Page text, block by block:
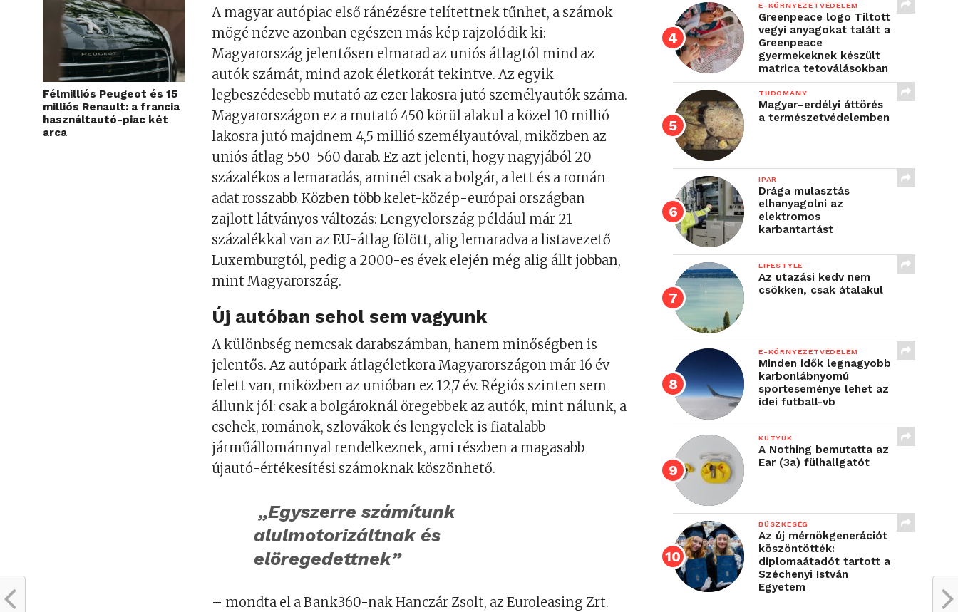
Félmilliós Peugeot és 15
milliós Renault: a francia
használtautó-piac két
arca
A magyar autópiac első ránézésre telítettnek tűnhet, a számok
mögé nézve azonban egészen más kép rajzolódik ki:
Magyarország jelentősen elmarad az uniós átlagtól mind az
autók számát, mind azok életkorát tekintve. Az egyik
legbeszédesebb mutató az ezer lakosra jutó személyautók száma.
Magyarországon ez a mutató 450 körül alakul a közel 10 millió
lakosra jutó majdnem 4,5 millió személyautóval, miközben az
uniós átlag 550-560 darab. Ez azt jelenti, hogy nagyjából 20
százalékos a lemaradás, aminél csak a bolgár, a lett és a román
adat rosszabb. Közben több kelet-közép-európai országban
zajlott látványos változás: Lengyelország például már 21
százalékkal van az EU-átlag fölött, alig lemaradva a listavezető
Luxemburgtól, pedig a 2000-es évek elején még alig állt jobban,
mint Magyarország.
Új autóban sehol sem vagyunk
A különbség nemcsak darabszámban, hanem minőségben is
jelentős. Az autópark átlagéletkora Magyarországon már 16 év
felett van, miközben az unióban ez 12,7 év. Régiós szinten sem
állunk jól: csak a bolgároknál öregebbek az autók, mint nálunk, a
csehek, románok, szlovákok és lengyelek is fiatalabb
járműállománnyal rendelkeznek, ami részben a magasabb
újautó-értékesítési számoknak köszönhető.
„Egyszerre számítunk
alulmotorizáltnak és
elöregedettnek”
– mondta el a Bank360-nak Hanczár Zsolt, az Euroleasing Zrt.
E-KÖRNYEZETVÉDELEM
Greenpeace logo Tiltott
vegyi anyagokat talált a
Greenpeace
gyermekeknek készült
matrica tetoválásokban
TUDOMÁNY
Magyar–erdélyi áttörés
a természetvédelemben
IPAR
Drága mulasztás
elhanyagolni az
elektromos
karbantartást
LIFESTYLE
Az utazási kedv nem
csökken, csak átalakul
E-KÖRNYEZETVÉDELEM
Minden idők legnagyobb
karbonlábnyomú
sporteseménye lehet az
idei futball-vb
KÜTYÜK
A Nothing bemutatta az
Ear (3a) fülhallgatót
BÜSZKESÉG
Az új mérnökgenerációt
köszöntötték:
diplomaátadót tartott a
Széchenyi István
Egyetem